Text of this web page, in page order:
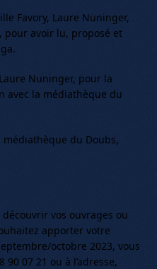
Favory, Laure Nuninger,
pour avoir lu, proposé et
Nuninger, pour la
avec la médiathèque du
médiathèque du Doubs,
vos ouvrages ou
apporter votre
octobre 2023, vous
07 21 ou à l’adresse,